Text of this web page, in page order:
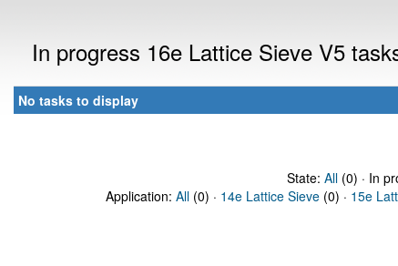
In progress 16e Lattice Sieve V5
No tasks to display
State: All(0) · In
Application: All (0) · 14e Lattice Sieve (0) · 15e